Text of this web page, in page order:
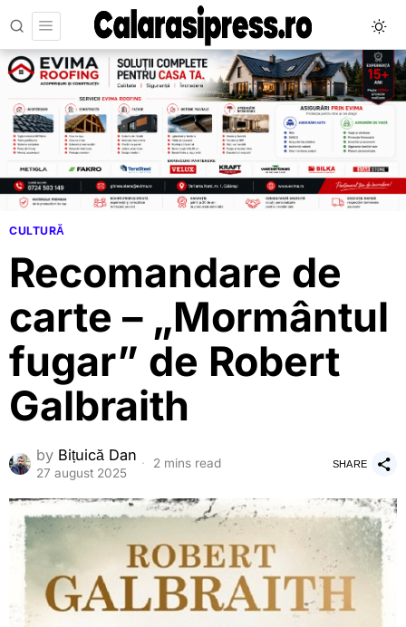
CULTURĂ
Recomandare de
carte – „Mormântul
fugar” de Robert
Galbraith
by Bițuică Dan
27 august 2025
2 mins read SHARE